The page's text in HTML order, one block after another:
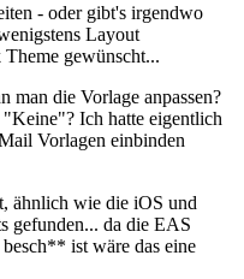
- oder gibt's irgendwo
Layout
gewünscht...
man die Vorlage anpassen?
Ich hatte eigentlich
Vorlagen einbinden
ähnlich wie die iOS und
gefunden... da die EAS
ist wäre das eine